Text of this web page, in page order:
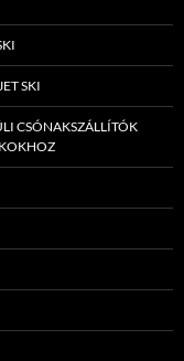
SKI
CSÓNAKSZÁLLÍTÓK